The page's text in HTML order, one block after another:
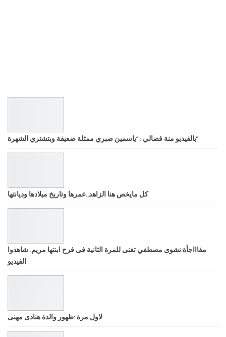
بالفيديو منة فضالي : “ياسمين صبري ممثلة ضعيفة وبتشتري الشهرة”
كل مايخص هنا الزاهد..عمرها وتاريخ ميلادها وديانتها
مفاااجأة:نشوى مصطفي تغنى للمرة الثانية فى فرح ابنتها مريم..شاهدوا
الفيديو
لاول مرة :ظهور والدة هنادى مهنى